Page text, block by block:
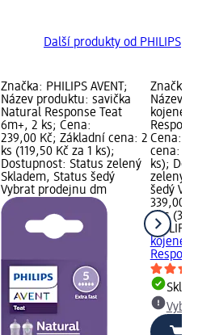
Další produkty od PHILIPS
Značka: PHILIPS AVENT;
Název produktu: savička
Natural Response Teat
6m+, 2 ks; Cena:
239,00 Kč; Základní cena: 2
ks (119,50 Kč za 1 ks);
Dostupnost: Status zelený
Skladem, Status šedý
Vybrat prodejnu dm
Značka:
Název
Cena:
cena: 1
ks);
zelený
šedý
339,00
1 ks
PHILIPS